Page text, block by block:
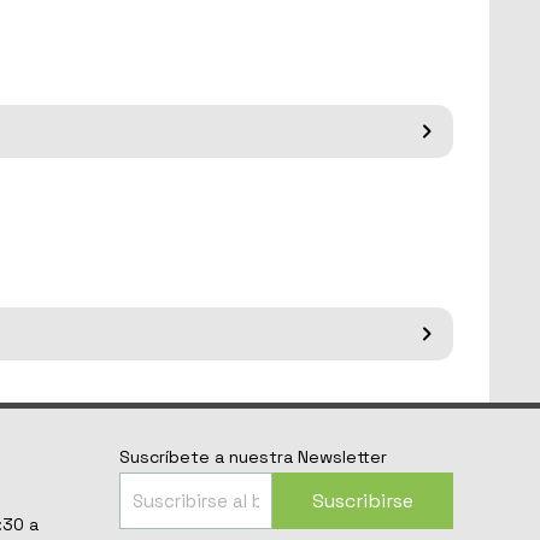
a
Suscríbete a nuestra Newsletter
Suscribirse